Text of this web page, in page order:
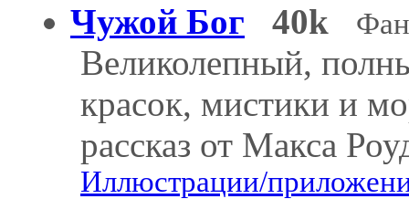
Чужой Бог 40k
Великолепный,
красок, мистики и
рассказ от Макса
Иллюстрации/